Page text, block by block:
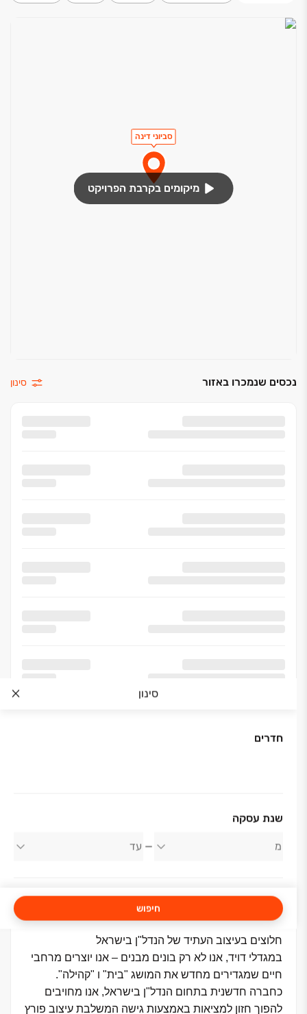
סביוני דינה
מיקומים בקרבת הפרויקט
נכסים שנמכרו באזור סינון
סינון
חדרים
שנת עסקה
חיפוש
אודות החברה
ש.ד.י מגדלי דויד בע"מ
חלוצים בעיצוב העתיד של הנדל"ן בישראל
במגדלי דויד, אנו לא רק בונים מבנים – אנו יוצרים מרחבי
חיים שמגדירים מחדש את המושג "בית" ו "קהילה".
כחברה חדשנית בתחום הנדל"ן בישראל, אנו מחויבים
להפוך חזון למציאות באמצעות גישה המשלבת עיצוב פורץ